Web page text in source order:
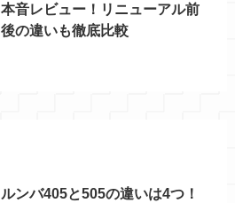
本音レビュー！リニューアル前
後の違いも徹底比較
ルンバ405と505の違いは4つ！